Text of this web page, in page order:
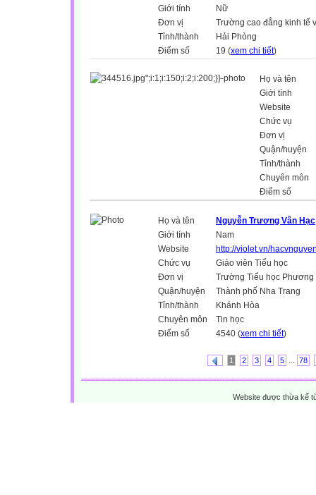
Giới tính
Nữ
Đơn vị
Trường cao đẳng kinh tế
Tỉnh/thành
Hải Phòng
Điểm số
19 (xem chi tiết)
Họ và tên
Giới tính
Website
Chức vụ
Đơn vị
Quận/huyện
Tỉnh/thành
Chuyên môn
Điểm số
Họ và tên
Nguyễn Trương Vân Hạc
Giới tính
Nam
Website
http://violet.vn/
Chức vụ
Giáo viên Tiểu học
Đơn vị
Trường Tiểu học Phương
Quận/huyện
Thành phố Nha Trang
Tỉnh/thành
Khánh Hòa
Chuyên môn
Tin học
Điểm số
4540 (xem chi tiết)
1 2 3 4 5 ... 78
Website được thừa kế